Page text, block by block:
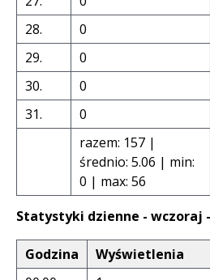
28.
0
29.
0
30.
0
31.
0
razem: 157 |
średnio: 5.06 | min:
0 | max: 56
Statystyki dzienne - wczoraj -
Godzina Wyświetlenia